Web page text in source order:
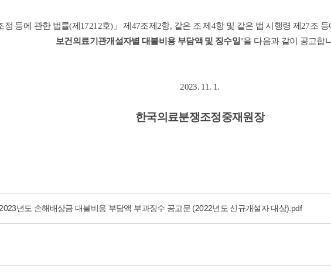
정 등에 관한 법률(제17212호)」 제47조제2항, 같은 조 제4항 및 같은 법 시행령 제27조
보건의료기관개설자별 대불비용 부담액 및 징수일"을 다음과 같이 공고합
2023. 11. 1.
한국의료분쟁조정중재원장
년도 손해배상금 대불비용 부담액 부과징수 공고문 (2022년도 신규개설자 대상).pdf